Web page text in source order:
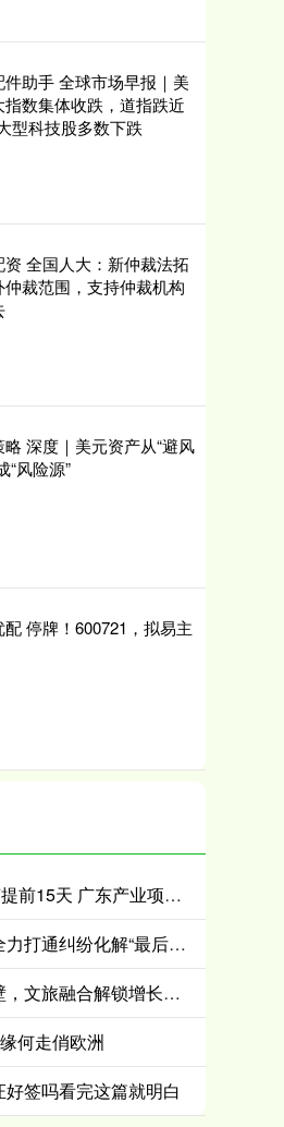
件助手 全球市场早报｜美
指数集体收跌，道指跌近
型科技股多数下跌
资 全国人大：新仲裁法拓
仲裁范围，支持仲裁机构
深度｜美元资产从“避风
“风险源”
配 停牌！600721，拟易主
新富策略 从等100天变提前15天 广东产业项目投产审批如何抢时间？
捷希源配资 上海公安全力打通纠纷化解“最后一百米”
对对配 大湾区影视破壁，文旅融合解锁增长新范式
何走俏欧洲
签吗看完这篇就明白